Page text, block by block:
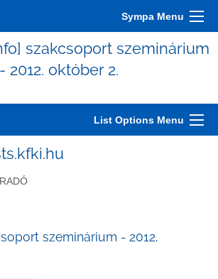
Sympa Menu
szakcsoport szeminárium
- 2012. október 2.
List Options Menu
szeminárium - 2012.